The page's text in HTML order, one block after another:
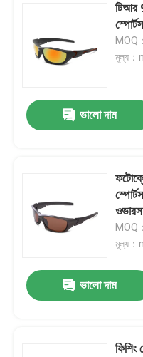
টিআর
MOQ
মূল্য
ভালো দাম
MOQ
মূল্য
ভালো দাম